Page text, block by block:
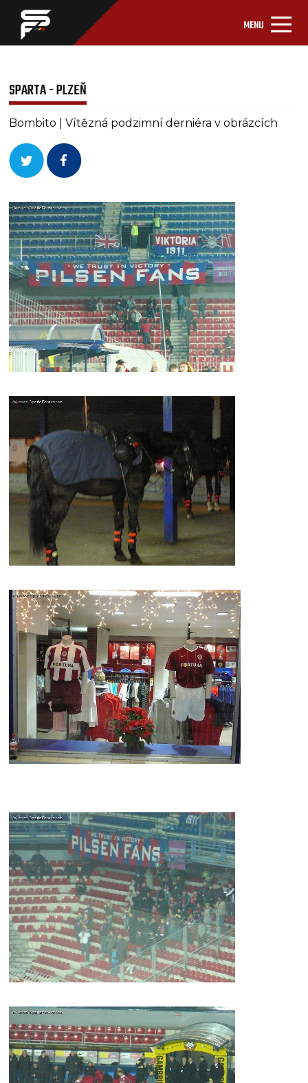
MENU
SPARTA - PLZEŇ
Bombito | Vítězná podzimní derniéra v obrázcích